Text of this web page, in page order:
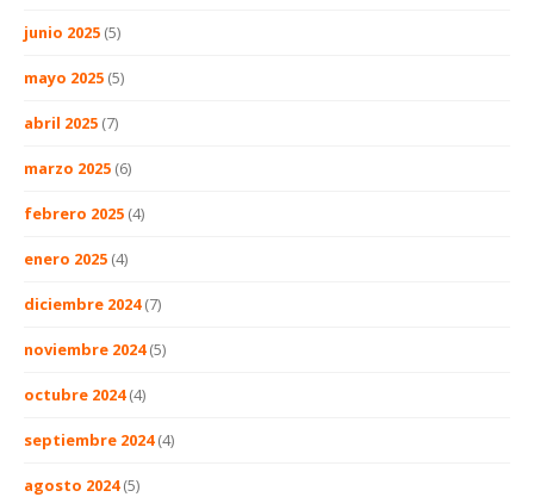
junio 2025 (5)
mayo 2025 (5)
abril 2025 (7)
marzo 2025 (6)
febrero 2025 (4)
enero 2025 (4)
diciembre 2024(7)
noviembre 2024(5)
octubre 2024(4)
septiembre 2024(4)
agosto 2024(5)